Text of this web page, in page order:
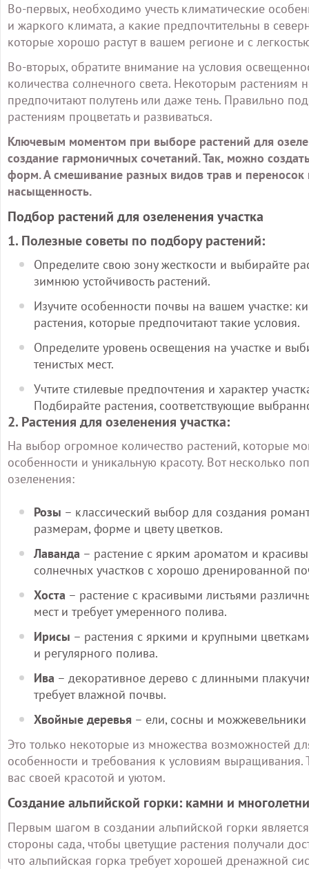
Во-первых, необходимо учесть климатические
и жаркого климата, а какие предпочтительны в
которые хорошо растут в вашем регионе и с
Во-вторых, обратите внимание на условия
количества солнечного света. Некоторым
предпочитают полутень или даже тень. Правильно
растениям процветать и развиваться.
Ключевым моментом при выборе растений для
создание гармоничных сочетаний. Так, можно
форм. А смешивание разных видов трав и переносок
насыщенность.
Подбор растений для озеленения участка
1. Полезные советы по подбору растений:
Определите свою зону жесткости и выбирайте
зимнюю устойчивость растений.
Изучите особенности почвы на вашем участке:
растения, которые предпочитают такие условия.
Определите уровень освещения на участке и
тенистых мест.
Учтите стилевые предпочтения и характер
Подбирайте растения, соответствующие
2. Растения для озеленения участка:
На выбор огромное количество растений, которые
особенности и уникальную красоту. Вот несколько
озеленения:
Розы – классический выбор для создания
размерам, форме и цвету цветков.
Лаванда – растение с ярким ароматом и
солнечных участков с хорошо дренированной
Хоста – растение с красивыми листьями
мест и требует умеренного полива.
Ирисы – растения с яркими и крупными
и регулярного полива.
Ива – декоративное дерево с длинными
требует влажной почвы.
Хвойные деревья – ели, сосны и можжевельники
Это только некоторые из множества возможностей
особенности и требования к условиям
вас своей красотой и уютом.
Создание альпийской горки: камни и
Первым шагом в создании альпийской горки
стороны сада, чтобы цветущие растения получали
что альпийская горка требует хорошей дренажной